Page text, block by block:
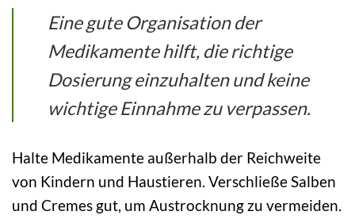
Eine gute Organisation der
Medikamente hilft, die richtige
Dosierung einzuhalten und keine
wichtige Einnahme zu verpassen.
Halte Medikamente außerhalb der Reichweite
von Kindern und Haustieren. Verschließe Salben
und Cremes gut, um Austrocknung zu vermeiden.